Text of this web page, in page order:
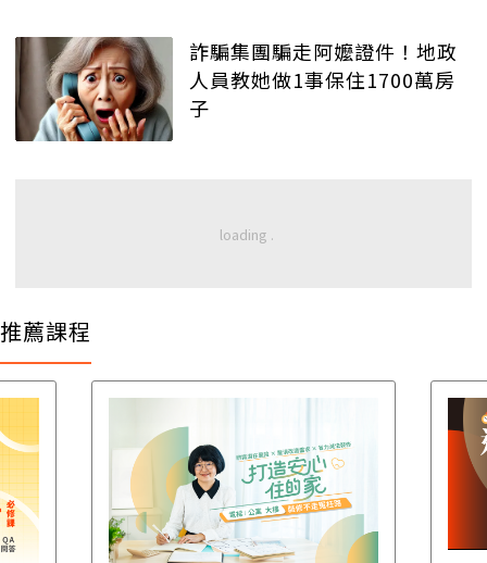
詐騙集團騙走阿嬤證件！地政
人員教她做1事保住1700萬房
子
推薦課程